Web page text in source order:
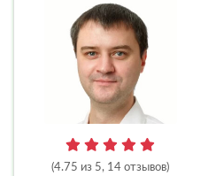
(4.75 из 5, 14 отзывов)